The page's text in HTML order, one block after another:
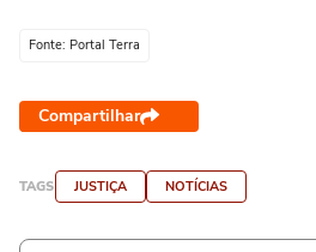
Fonte: Portal Terra
Compartilhar
TAGS JUSTIÇA NOTÍCIAS